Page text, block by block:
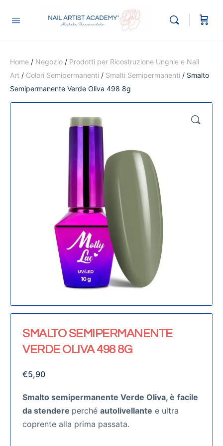
Home / Negozio / Prodotti per Ricostruzione Unghie e Nail
Art / Colori Semipermanenti / Smalti Semipermanenti / Smalto
Semipermanente Verde Oliva 498 8g
🔍
SMALTO SEMIPERMANENTE
VERDE OLIVA 498 8G
€5,90
Smalto semipermanente Verde Oliva, è facile
da stendere perché autolivellante e ultra
coprente alla prima passata.